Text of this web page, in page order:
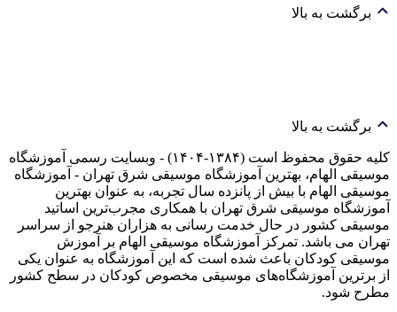
برگشت به بالا
برگشت به بالا
کلیه حقوق محفوظ است (۱۳۸۴-۱۴۰۴) - وبسایت رسمی آموزشگاه
موسیقی الهام، بهترین آموزشگاه موسیقی شرق تهران - آموزشگاه
موسیقی الهام با بیش از پانزده سال تجربه، به عنوان بهترین
آموزشگاه موسیقی شرق تهران با همکاری مجرب‌ترین اساتید
موسیقی کشور در حال خدمت رسانی به هزاران هنرجو از سراسر
تهران می باشد. تمرکز آموزشگاه موسیقی الهام بر آموزش
موسیقی کودکان باعث شده است که این آموزشگاه به عنوان یکی
از برترین آموزشگاه‌های موسیقی مخصوص کودکان در سطح کشور
مطرح شود.